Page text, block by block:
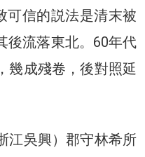
可信的説法是清末被
後流落東北。60年代
幾成殘卷，後對照延
江吳興）郡守林希所